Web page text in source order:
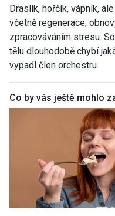
Draslík, hořčík, vápník,
včetně regenerace,
zpracováváním stresu.
tělu dlouhodobě chybí
vypadl člen orchestru.
Co by vás ještě mohlo